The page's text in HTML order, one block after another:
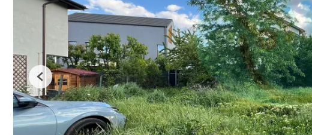
Previous